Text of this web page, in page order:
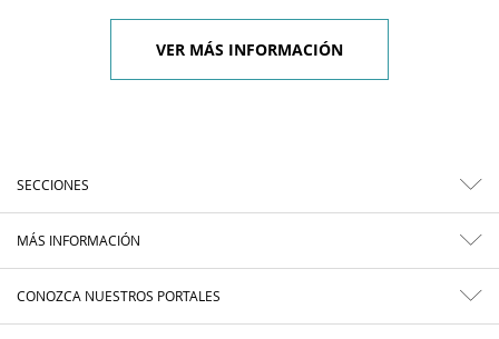
VER MÁS INFORMACIÓN
SECCIONES
MÁS INFORMACIÓN
CONOZCA NUESTROS PORTALES